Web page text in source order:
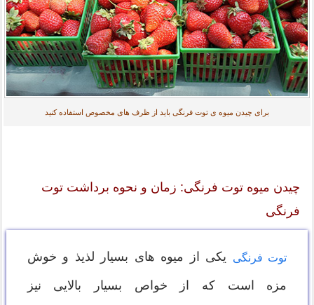
برای چیدن میوه ی توت فرنگی باید از ظرف های مخصوص استفاده کنید
چیدن میوه توت فرنگی: زمان و نحوه برداشت توت
فرنگی
توت فرنگی یکی از میوه های بسیار لذیذ و خوش
مزه است که از خواص بسیار بالایی نیز